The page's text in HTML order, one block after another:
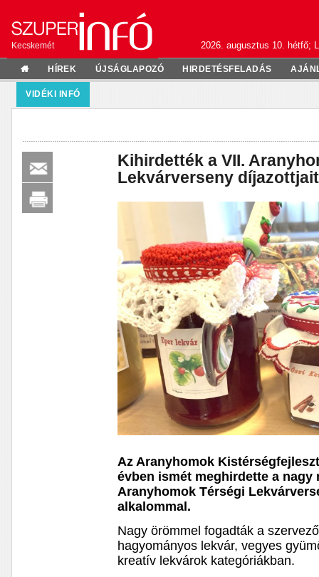
Kecskemét 2026. augusztus 10. hétfő;
HÍREK ÚJSÁGLAPOZÓ HIRDETÉSFELADÁS
VIDÉKI INFÓ
Kihirdették a VII.
Lekvárverseny díjazottjait
Az Aranyhomok
évben ismét meghirdette a
Aranyhomok Térségi
alkalommal.
Nagy örömmel fogadták a
hagyományos lekvár, vegyes
kreatív lekvárok kategóriákban.